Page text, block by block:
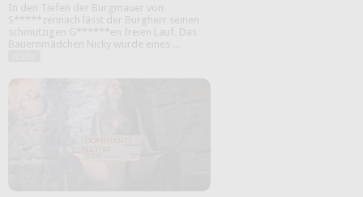
In den Tiefen der Burgmauer von
S*****zennach lässt der Burgherr seinen
schmutzigen G******en freien Lauf. Das
Bauernmädchen Nicky wurde eines ...